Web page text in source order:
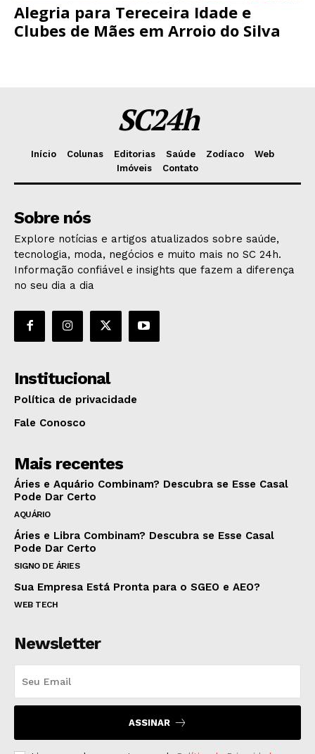
Alegria para Tereceira Idade e
Clubes de Mães em Arroio do Silva
SC24h
Início Colunas Editorias Saúde Zodíaco
Web
Imóveis
Contato
Sobre nós
Explore notícias e artigos atualizados sobre saúde,
tecnologia, moda, negócios e muito mais no SC 24h.
Informação confiável e insights que fazem a diferença
no seu dia a dia
Institucional
Política de privacidade
Fale Conosco
Mais recentes
Áries e Aquário Combinam? Descubra se Esse Casal
Pode Dar Certo
AQUÁRIO
Áries e Libra Combinam? Descubra se Esse Casal
Pode Dar Certo
SIGNO DE ÁRIES
Sua Empresa Está Pronta para o SGEO e AEO?
WEB TECH
Newsletter
ASSINAR